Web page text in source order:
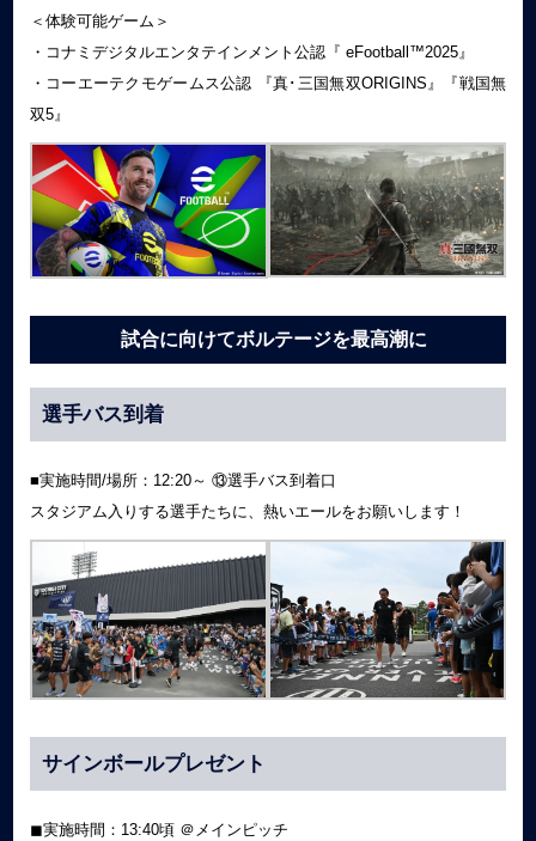
＜体験可能ゲーム＞
・コナミデジタルエンタテインメント公認『 eFootball™2025』
・コーエーテクモゲームス公認 『真･三国無双ORIGINS』『戦国無
双5』
試合に向けてボルテージを最高潮に
選手バス到着
■実施時間/場所：12:20～ ⑬選手バス到着口
スタジアム入りする選手たちに、熱いエールをお願いします！
サインボールプレゼント
◼︎実施時間：13:40頃 ＠メインピッチ